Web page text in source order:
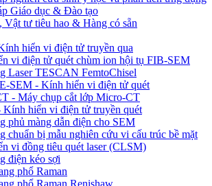
Giáo dục & Đào tạo
Vật tư tiêu hao & Hàng có sẵn
hiển vi điện tử truyền qua
vi điện tử quét chùm ion hội tụ FIB-SEM
Laser TESCAN FemtoChisel
SEM - Kính hiển vi điện tử quét
- Máy chụp cắt lớp Micro-CT
Kính hiển vi điện tử truyền quét
phủ màng dẫn điện cho SEM
chuẩn bị mẫu nghiên cứu vi cấu trúc bề mặt
vi đồng tiêu quét laser (CLSM)
điện kéo sợi
phổ Raman
phổ Raman Renishaw